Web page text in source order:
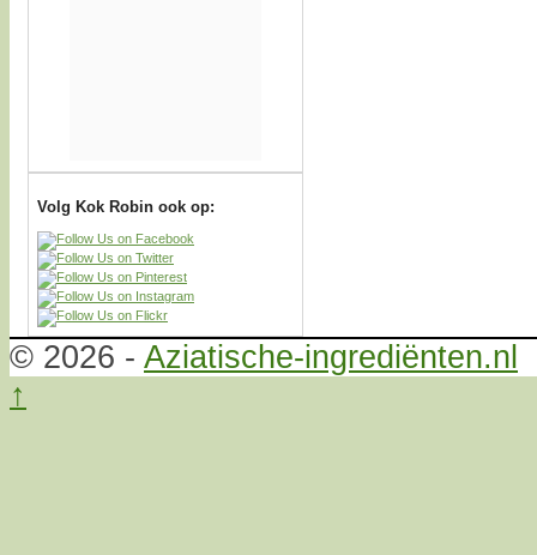
Volg Kok Robin ook op:
© 2026 - Aziatische-ingrediënten.nl
↑